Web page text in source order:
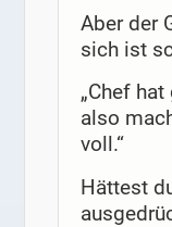
Aber der
sich ist
„Chef
also
voll.“
Hättest